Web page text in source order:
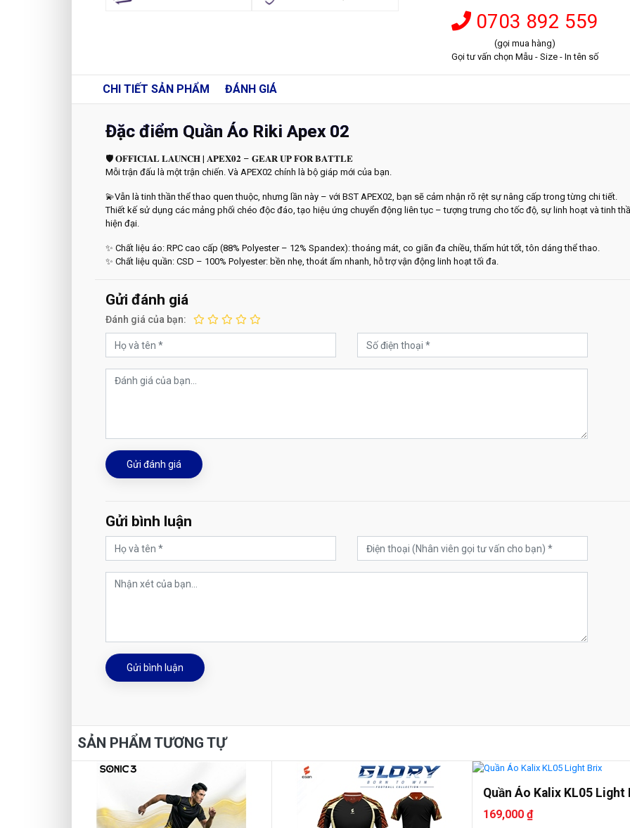
0703 892 559
(gọi mua hàng)
Gọi tư vấn chọn Mẫu - Size - In tên số
CHI TIẾT SẢN PHẨM ĐÁNH GIÁ
Đặc điểm Quần Áo Riki Apex 02
🛡 𝐎𝐅𝐅𝐈𝐂𝐈𝐀𝐋 𝐋𝐀𝐔𝐍𝐂𝐇 | 𝐀𝐏𝐄𝐗𝟎𝟐 – 𝐆𝐄𝐀𝐑 𝐔𝐏 𝐅𝐎𝐑 𝐁𝐀𝐓𝐓𝐋𝐄
Mỗi trận đấu là một trận chiến. Và APEX02 chính là bộ giáp mới của bạn.
💫Vẫn là tinh thần thể thao quen thuộc, nhưng lần này – với BST APEX02, bạn sẽ cảm nhận rõ rệt sự nâng cấp trong từng chi tiết.
Thiết kế sử dụng các mảng phối chéo độc đáo, tạo hiệu ứng chuyển động liên tục – tượng trưng cho tốc độ, sự linh hoạt và tinh
hiện đại.
✨ Chất liệu áo: RPC cao cấp (88% Polyester – 12% Spandex): thoáng mát, co giãn đa chiều, thấm hút tốt, tôn dáng thể thao.
✨ Chất liệu quần: CSD – 100% Polyester: bền nhẹ, thoát ẩm nhanh, hỗ trợ vận động linh hoạt tối đa.
Gửi đánh giá
Đánh giá của bạn:
Gửi đánh giá
Gửi bình luận
Gửi bình luận
SẢN PHẨM TƯƠNG TỰ
Quần Áo Kalix KL05 Light
169,000 ₫